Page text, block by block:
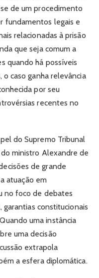
de um procedimento
fundamentos legais e
relacionadas à prisão
que seja comum a
quando há possíveis
o caso ganha relevância
por seu
recentes no
do Supremo Tribunal
ministro Alexandre de
de grande
atuação em
no foco de debates
garantias constitucionais
uma instância
uma decisão
extrapola
a esfera diplomática.